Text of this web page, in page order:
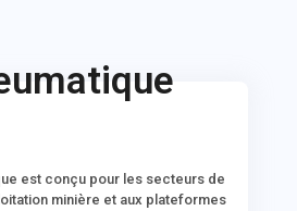
est conçu pour les secteurs de
minière et aux plateformes